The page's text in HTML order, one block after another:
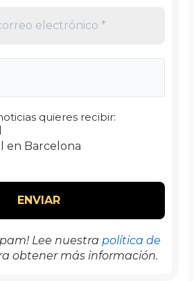
quieres recibir:
en Barcelona
Lee nuestra política de
obtener más información.